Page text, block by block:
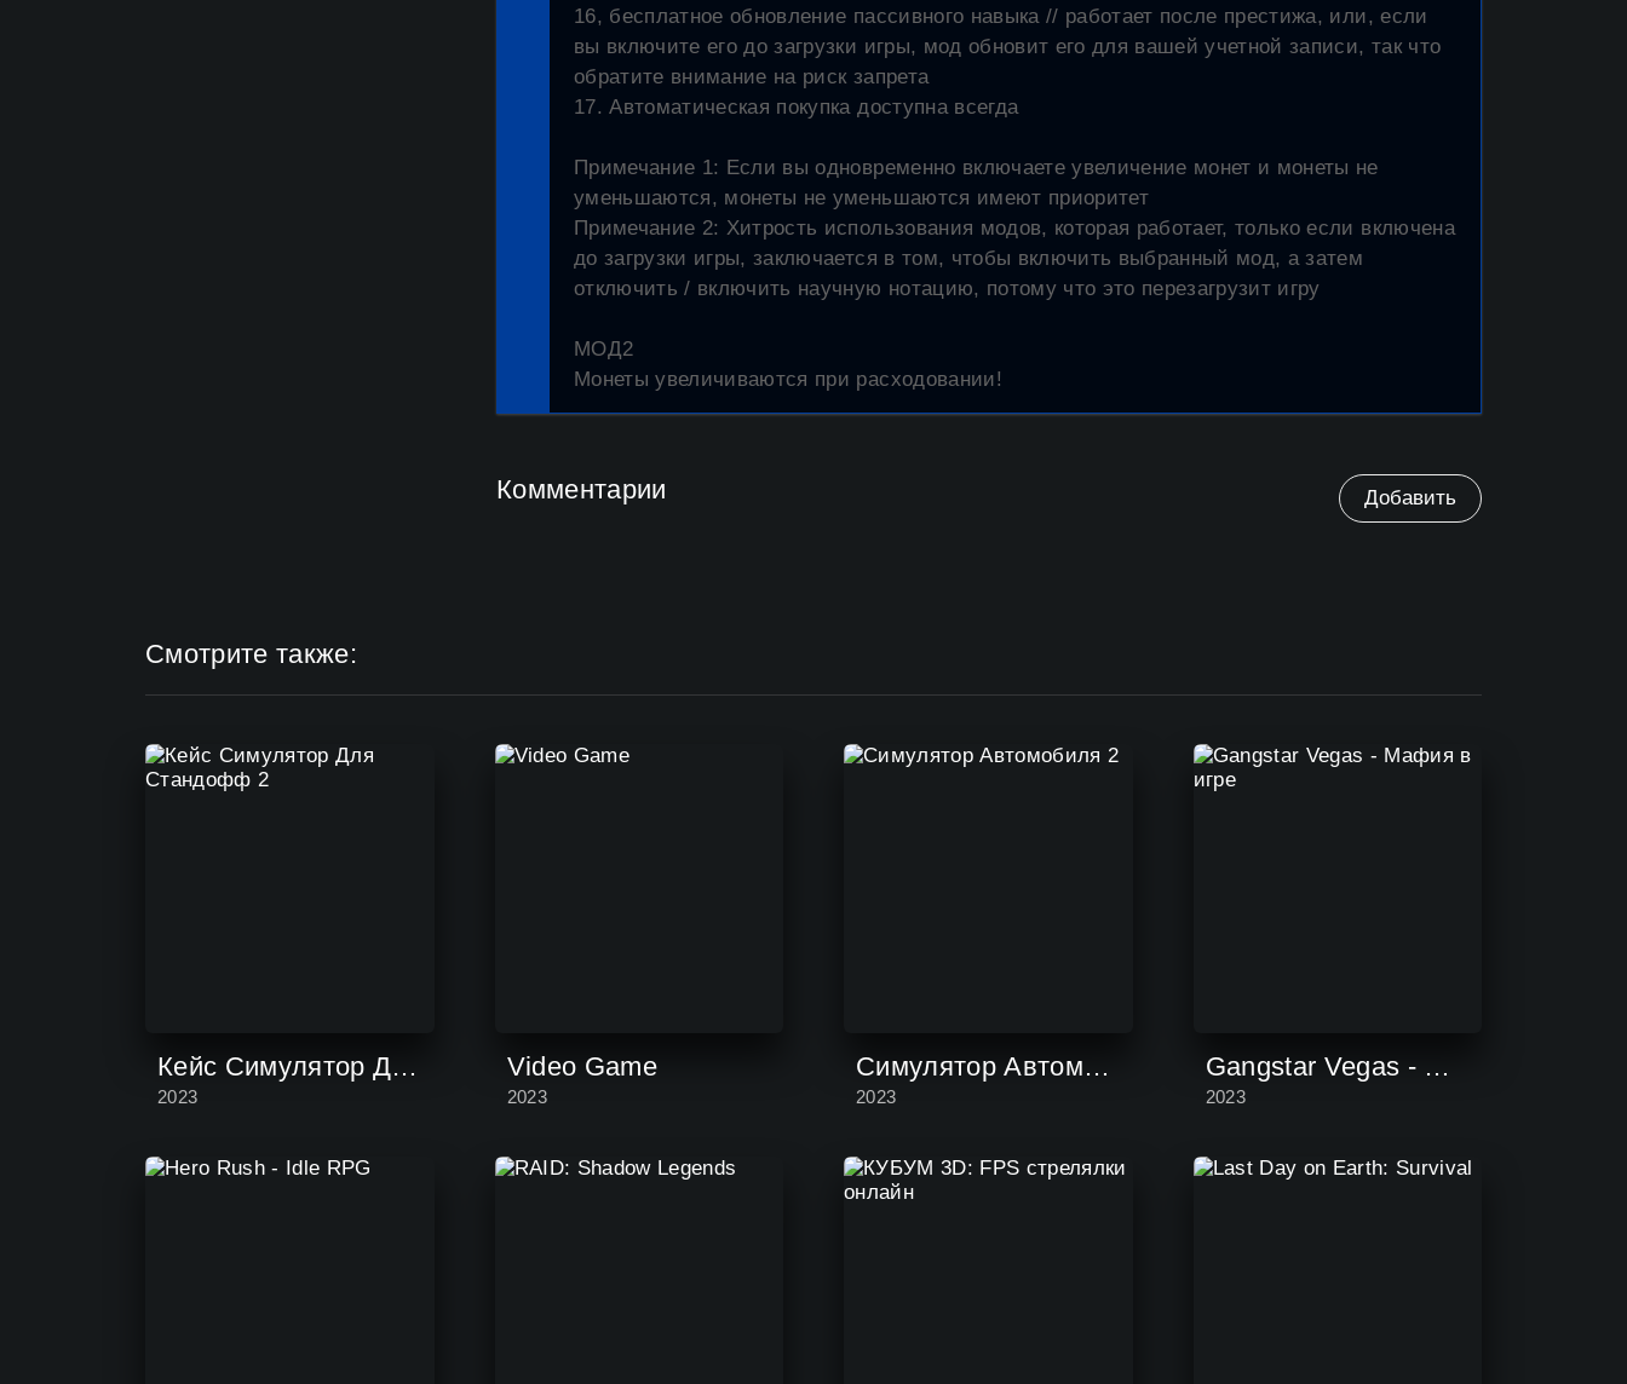
16, бесплатное обновление пассивного навыка // работает после престижа, или, если
вы включите его до загрузки игры, мод обновит его для вашей учетной записи, так что
обратите внимание на риск запрета
17. Автоматическая покупка доступна всегда
Примечание 1: Если вы одновременно включаете увеличение монет и монеты не
уменьшаются, монеты не уменьшаются имеют приоритет
Примечание 2: Хитрость использования модов, которая работает, только если включена
до загрузки игры, заключается в том, чтобы включить выбранный мод, а затем
отключить / включить научную нотацию, потому что это перезагрузит игру
МОД2
Монеты увеличиваются при расходовании!
Комментарии Добавить
Смотрите также:
Кейс Симулятор Для Стандофф 2
2023
Video Game
2023
Симулятор Автомобиля 2
2023
Gangstar Vegas - Мафия в игре
2023